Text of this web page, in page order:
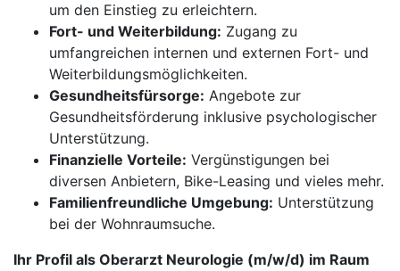
um den Einstieg zu erleichtern.
Fort- und Weiterbildung: Zugang zu
umfangreichen internen und externen Fort- und
Weiterbildungsmöglichkeiten.
Gesundheitsfürsorge: Angebote zur
Gesundheitsförderung inklusive psychologischer
Unterstützung.
Finanzielle Vorteile: Vergünstigungen bei
diversen Anbietern, Bike-Leasing und vieles mehr.
Familienfreundliche Umgebung: Unterstützung
bei der Wohnraumsuche.
Ihr Profil als Oberarzt Neurologie (m/w/d) im Raum